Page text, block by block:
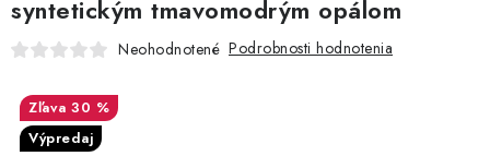
NÁRAMKY
PRSTENE
syntetickým tmavomodrým opálom
Neohodnotené Podrobnosti hodnotenia
30 %
Výpredaj